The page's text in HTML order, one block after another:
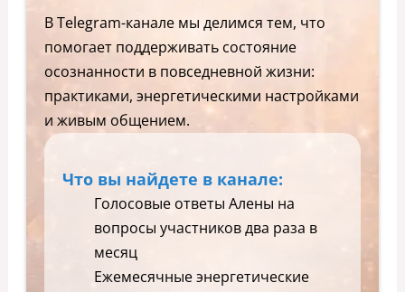
В Telegram-канале мы делимся тем, что
помогает поддерживать состояние
осознанности в повседневной жизни:
практиками, энергетическими настройками
и живым общением.
Что вы найдете в канале:
Голосовые ответы Алены на
вопросы участников два раза в
месяц
Ежемесячные энергетические